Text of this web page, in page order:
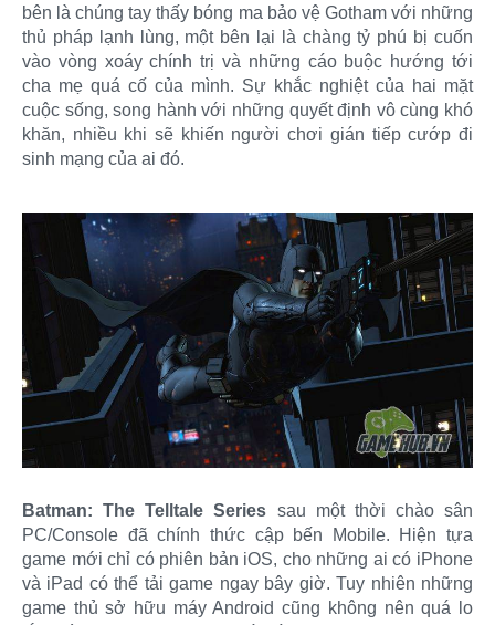
bên là chúng tay thấy bóng ma bảo vệ Gotham với những
thủ pháp lạnh lùng, một bên lại là chàng tỷ phú bị cuốn
vào vòng xoáy chính trị và những cáo buộc hướng tới
cha mẹ quá cố của mình. Sự khắc nghiệt của hai mặt
cuộc sống, song hành với những quyết định vô cùng khó
khăn, nhiều khi sẽ khiến người chơi gián tiếp cướp đi
sinh mạng của ai đó.
Batman: The Telltale Series sau một thời chào sân
PC/Console đã chính thức cập bến Mobile. Hiện tựa
game mới chỉ có phiên bản iOS, cho những ai có iPhone
và iPad có thể tải game ngay bây giờ. Tuy nhiên những
game thủ sở hữu máy Android cũng không nên quá lo